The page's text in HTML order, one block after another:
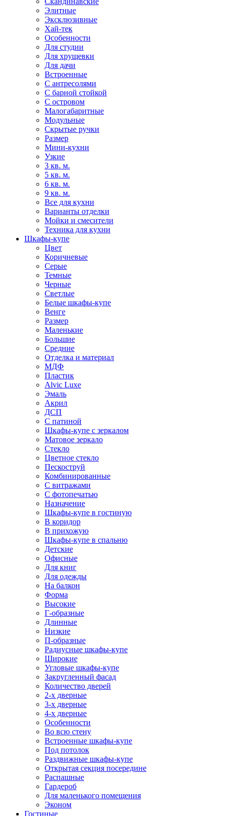
Элитные
Эксклюзивные
Хай-тек
Особенности
Для студии
Для хрущевки
Для дачи
Встроенные
С антресолями
С барной стойкой
С островом
Малогабаритные
Модульные
Скрытые ручки
Размер
Мини-кухни
Узкие
3 кв. м.
5 кв. м.
6 кв. м.
9 кв. м.
Все для кухни
Варианты отделки
Мойки и смесители
Техника для кухни
Шкафы-купе
Цвет
Коричневые
Серые
Темные
Черные
Светлые
Белые шкафы-купе
Венге
Размер
Маленькие
Большие
Средние
Отделка и материал
МДФ
Пластик
Alvic Luxe
Эмаль
Акрил
ДСП
С патиной
Шкафы-купе с зеркалом
Матовое зеркало
Стекло
Цветное стекло
Пескоструй
Комбинированные
С витражами
С фотопечатью
Назначение
Шкафы-купе в гостиную
В коридор
В прихожую
Шкафы-купе в спальню
Детские
Офисные
Для книг
Для одежды
На балкон
Форма
Высокие
Г-образные
Длинные
Низкие
П-образные
Радиусные шкафы-купе
Широкие
Угловые шкафы-купе
Закругленный фасад
Количество дверей
2-х дверные
3-х дверные
4-х дверные
Особенности
Во всю стену
Встроенные шкафы-купе
Под потолок
Раздвижные шкафы-купе
Открытая секция посередине
Распашные
Гардероб
Для маленького помещения
Эконом
Гостиные